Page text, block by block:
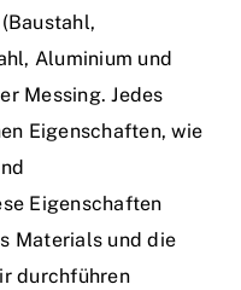
Aluminium und
Messing. Jedes
Eigenschaften, wie
Eigenschaften
Materials und die
durchführen